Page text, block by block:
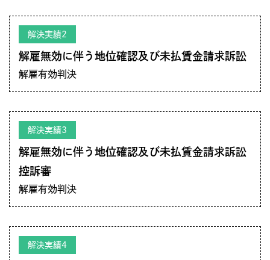
解決実績2
解雇無効に伴う地位確認及び未払賃金請求訴訟
解雇有効判決
解決実績3
解雇無効に伴う地位確認及び未払賃金請求訴訟
控訴審
解雇有効判決
解決実績4